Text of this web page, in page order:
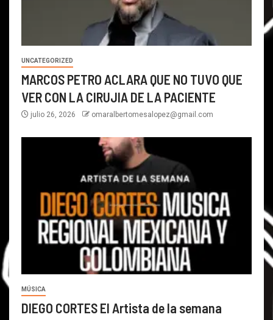
UNCATEGORIZED
MARCOS PETRO ACLARA QUE NO TUVO QUE
VER CON LA CIRUJIA DE LA PACIENTE
julio 26, 2026 omaralbertomesalopez@gmail.com
MÚSICA
DIEGO CORTES El Artista de la semana